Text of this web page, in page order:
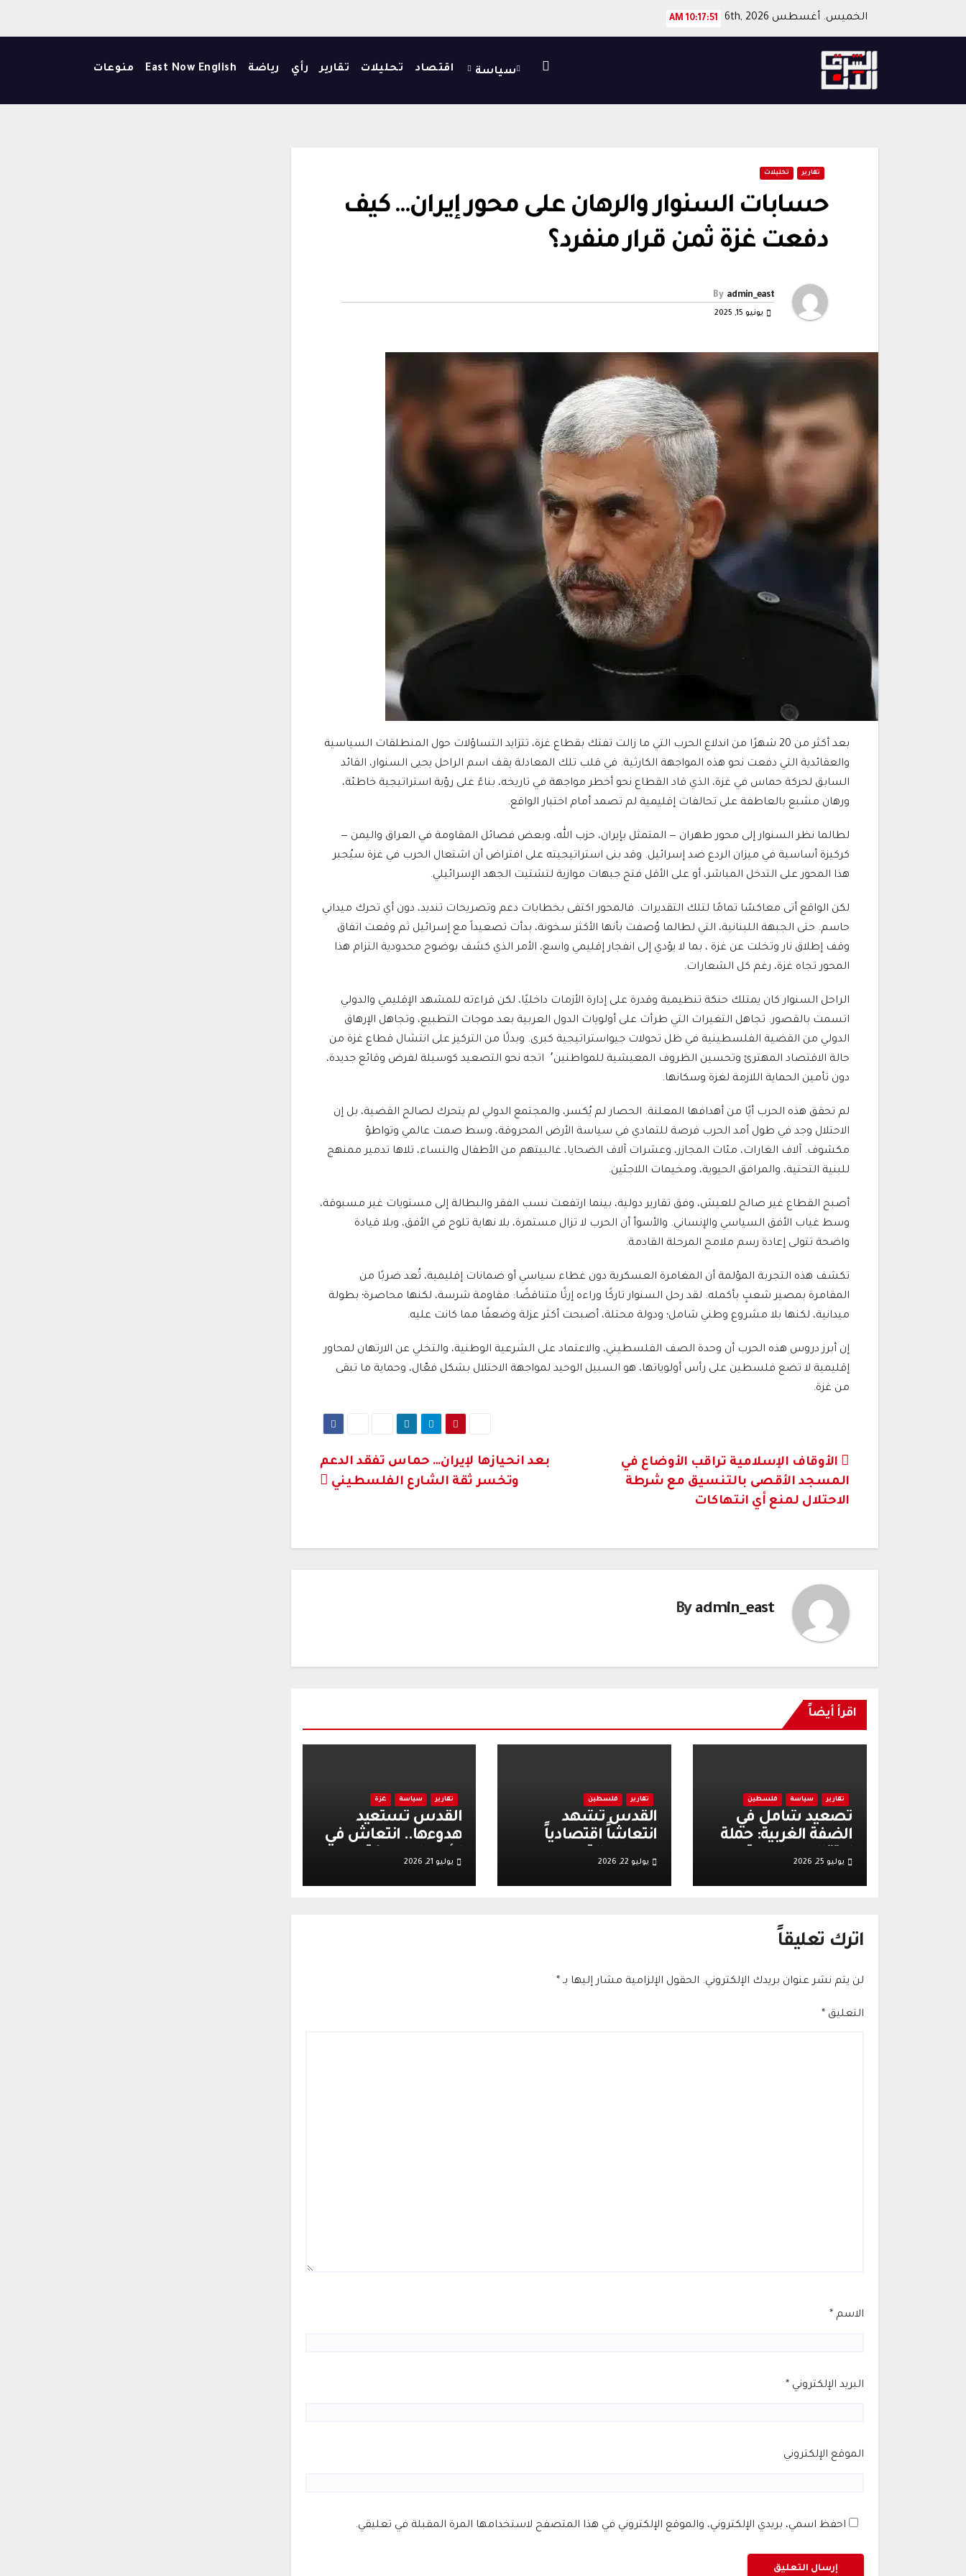
الخميس. أغسطس 6th, 2026 10:17:51 AM
سياسة اقتصاد تحليلات تقارير رأي رياضة East Now English منوعات
تقارير تحليلات
حسابات السنوار والرهان على محور إيران… كيف
دفعت غزة ثمن قرار منفرد؟
By admin_east
يونيو 15, 2025
بعد أكثر من 20 شهرًا من اندلاع الحرب التي ما زالت تفتك بقطاع غزة، تتزايد التساؤلات حول المنطلقات السياسية
والعقائدية التي دفعت نحو هذه المواجهة الكارثية. في قلب تلك المعادلة يقف اسم الراحل يحيى السنوار، القائد
السابق لحركة حماس في غزة، الذي قاد القطاع نحو أخطر مواجهة في تاريخه، بناءً على رؤية استراتيجية خاطئة،
ورهان مشبع بالعاطفة على تحالفات إقليمية لم تصمد أمام اختبار الواقع.
لطالما نظر السنوار إلى محور طهران — المتمثل بإيران، حزب الله، وبعض فصائل المقاومة في العراق واليمن —
كركيزة أساسية في ميزان الردع ضد إسرائيل. وقد بنى استراتيجيته على افتراض أن اشتعال الحرب في غزة سيُجبر
هذا المحور على التدخل المباشر، أو على الأقل فتح جبهات موازية لتشتيت الجهد الإسرائيلي.
لكن الواقع أتى معاكسًا تمامًا لتلك التقديرات. فالمحور اكتفى بخطابات دعم وتصريحات تنديد، دون أي تحرك ميداني
حاسم. حتى الجبهة اللبنانية، التي لطالما وُصفت بأنها الأكثر سخونة، بدأت تصعيداً مع إسرائيل ثم وقعت اتفاق
وقف إطلاق نار وتخلت عن غزة ، بما لا يؤدي إلى انفجار إقليمي واسع، الأمر الذي كشف بوضوح محدودية التزام هذا
المحور تجاه غزة، رغم كل الشعارات.
الراحل السنوار كان يمتلك حنكة تنظيمية وقدرة على إدارة الأزمات داخليًا، لكن قراءته للمشهد الإقليمي والدولي
اتسمت بالقصور. تجاهل التغيرات التي طرأت على أولويات الدول العربية بعد موجات التطبيع، وتجاهل الإرهاق
الدولي من القضية الفلسطينية في ظل تحولات جيواستراتيجية كبرى. وبدلًا من التركيز على انتشال قطاع غزة من
حالة الاقتصاد المهترئ وتحسين الظروف المعيشية للمواطنين٬ اتجه نحو التصعيد كوسيلة لفرض وقائع جديدة،
دون تأمين الحماية اللازمة لغزة وسكانها.
لم تحقق هذه الحرب أيًا من أهدافها المعلنة. الحصار لم يُكسر، والمجتمع الدولي لم يتحرك لصالح القضية، بل إن
الاحتلال وجد في طول أمد الحرب فرصة للتمادي في سياسة الأرض المحروقة، وسط صمت عالمي وتواطؤ
مكشوف. آلاف الغارات، مئات المجازر، وعشرات آلاف الضحايا، غالبيتهم من الأطفال والنساء، تلاها تدمير ممنهج
للبنية التحتية، والمرافق الحيوية، ومخيمات اللاجئين.
أصبح القطاع غير صالح للعيش، وفق تقارير دولية، بينما ارتفعت نسب الفقر والبطالة إلى مستويات غير مسبوقة،
وسط غياب الأفق السياسي والإنساني. والأسوأ أن الحرب لا تزال مستمرة، بلا نهاية تلوح في الأفق، وبلا قيادة
واضحة تتولى إعادة رسم ملامح المرحلة القادمة.
تكشف هذه التجربة المؤلمة أن المغامرة العسكرية دون غطاء سياسي أو ضمانات إقليمية، تُعد ضربًا من
المقامرة بمصير شعبٍ بأكمله. لقد رحل السنوار تاركًا وراءه إرثًا متناقضًا: مقاومة شرسة، لكنها محاصرة؛ بطولة
ميدانية، لكنها بلا مشروع وطني شامل؛ ودولة محتلة، أصبحت أكثر عزلة وضعفًا مما كانت عليه.
إن أبرز دروس هذه الحرب أن وحدة الصف الفلسطيني، والاعتماد على الشرعية الوطنية، والتخلي عن الارتهان لمحاور
إقليمية لا تضع فلسطين على رأس أولوياتها، هو السبيل الوحيد لمواجهة الاحتلال بشكل فعّال، وحماية ما تبقى
من غزة.
تصفّح
المقالات
بعد انحيازها لإيران… حماس تفقد الدعم
وتخسر ثقة الشارع الفلسطيني
الأوقاف الإسلامية تراقب الأوضاع في
المسجد الأقصى بالتنسيق مع شرطة
الاحتلال لمنع أي انتهاكات
By admin_east
اقرأ أيضاً
تقارير سياسة فلسطين
تصعيد شامل في
الضفة الغربية: حملة
اعتقالات واسعة
إسرائيلية عقب أحداث
يوليو 25, 2026
تقارير فلسطين
القدس تشهد
انتعاشاً اقتصادياً
وسط حالة من
يأملون باستمرارها
يوليو 22, 2026
تقارير سياسة غزة
القدس تستعيد
هدوءها.. انتعاش في
الأسواق وحركة
الاقتصادي
يوليو 21, 2026
اترك تعليقاً
لن يتم نشر عنوان بريدك الإلكتروني. الحقول الإلزامية مشار إليها بـ *
التعليق *
الاسم *
البريد الإلكتروني *
الموقع الإلكتروني
احفظ اسمي، بريدي الإلكتروني، والموقع الإلكتروني في هذا المتصفح لاستخدامها المرة المقبلة في تعليقي.